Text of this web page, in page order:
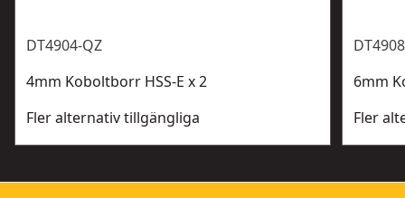
DT4904-QZ
4mm Koboltborr HSS-E x 2
Fler alternativ tillgängliga
6mm
Fler